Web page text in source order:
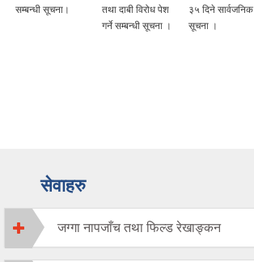
सम्बन्धी सूचना।
तथा दाबी विरोध पेश
गर्ने सम्बन्धी सूचना ।
३५ दिने सार्वजनिक
सूचना ।
सेवाहरु
जग्गा नापजाँच तथा फिल्ड रेखाङ्कन